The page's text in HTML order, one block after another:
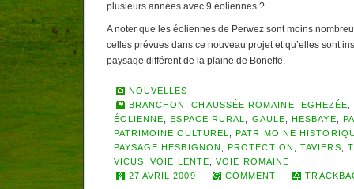
plusieurs années avec 9 éoliennes ?
A noter que les éoliennes de Perwez sont moins
celles prévues dans ce nouveau projet et qu’elles sont
paysage différent de la plaine de Boneffe.
NOUVELLES
BRANCHON
,CHAUSSÉE ROMAINE EGHEZÉE
ÉOLIENNE ,ESPACE RURAL GAULE ,HESBAYE
PATRIMOINE CULTUREL
,PATRIMOINE
PAYSAGE HESBIGNON
,PROTECTION ,TAVIERS
VICUS ,VOIE LENTE ,VOIE ROMAINE
27 AVRIL 2009
COMMENT